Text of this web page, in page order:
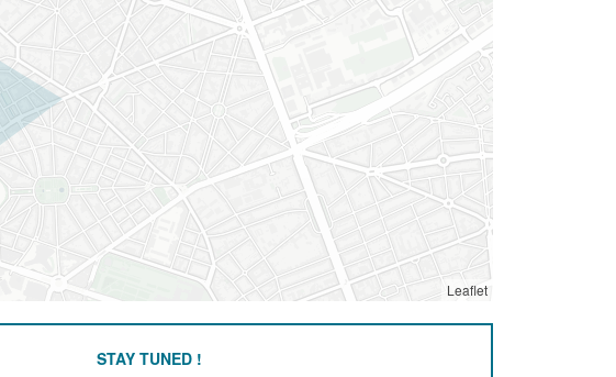
Leaflet
STAY TUNED !